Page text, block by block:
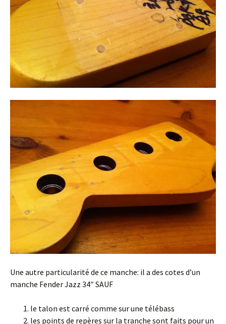
Une autre particularité de ce manche: il a des cotes d’un
manche Fender Jazz 34″ SAUF
le talon est carré comme sur une télébass
les points de repères sur la tranche sont faits pour un